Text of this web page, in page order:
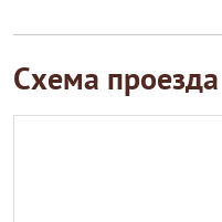
Схема проезда